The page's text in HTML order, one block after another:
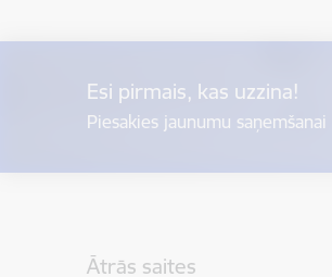
Esi pirmais, kas uzzina!
Piesakies jaunumu saņemšanai
Ātrās saites